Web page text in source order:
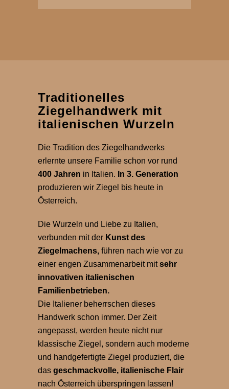
Traditionelles
Ziegelhandwerk mit
italienischen Wurzeln
Die Tradition des Ziegelhandwerks
erlernte unsere Familie schon vor rund
400 Jahren in Italien. In 3. Generation
produzieren wir Ziegel bis heute in
Österreich.
Die Wurzeln und Liebe zu Italien,
verbunden mit der Kunst des
Ziegelmachens, führen nach wie vor zu
einer engen Zusammenarbeit mitsehr
innovativen italienischen
Familienbetrieben.
Die Italiener beherrschen dieses
Handwerk schon immer. Der Zeit
angepasst, werden heute nicht nur
klassische Ziegel, sondern auch moderne
und handgefertigte Ziegel produziert, die
das geschmackvolle, italienische Flair
nach Österreich überspringen lassen!